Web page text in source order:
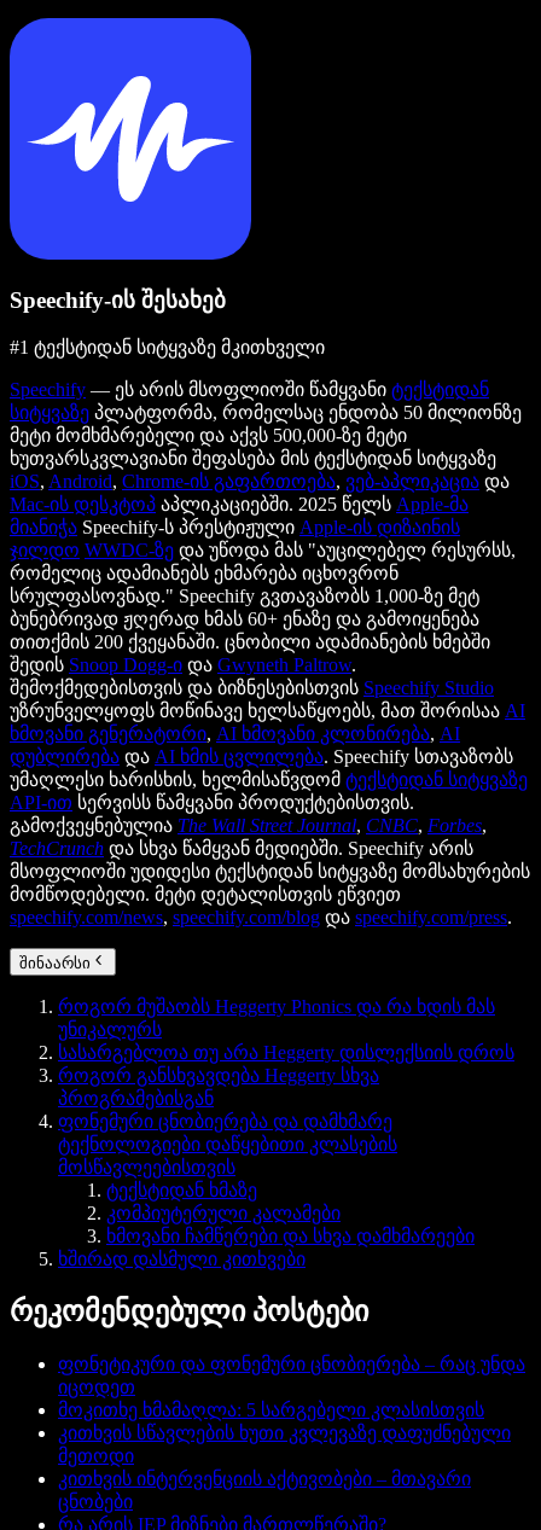
Speechify-ის შესახებ
#1 ტექსტიდან სიტყვაზე მკითხველი
Speechify — ეს არის მსოფლიოში წამყვანი ტექსტიდან
სიტყვაზე პლატფორმა, რომელსაც ენდობა 50 მილიონზე
მეტი მომხმარებელი და აქვს 500,000-ზე მეტი
ხუთვარსკვლავიანი შეფასება მის ტექსტიდან სიტყვაზე
iOS, Android, Chrome-ის გაფართოება, ვებ-აპლიკაცია და
Mac-ის დესკტოპ აპლიკაციებში. 2025 წელს Apple-მა
მიანიჭა Speechify-ს პრესტიჟული Apple-ის დიზაინის
ჯილდო WWDC-ზე და უწოდა მას "აუცილებელ რესურსს,
რომელიც ადამიანებს ეხმარება იცხოვრონ
სრულფასოვნად." Speechify გვთავაზობს 1,000-ზე მეტ
ბუნებრივად ჟღერად ხმას 60+ ენაზე და გამოიყენება
თითქმის 200 ქვეყანაში. ცნობილი ადამიანების ხმებში
შედის Snoop Dogg-ი და Gwyneth Paltrow.
შემოქმედებისთვის და ბიზნესებისთვის Speechify Studio
უზრუნველყოფს მოწინავე ხელსაწყოებს, მათ შორისაა AI
ხმოვანი გენერატორი, AI ხმოვანი კლონირება, AI
დუბლირება და AI ხმის ცვლილება. Speechify სთავაზობს
უმაღლესი ხარისხის, ხელმისაწვდომ ტექსტიდან სიტყვაზე
API-ით სერვისს წამყვანი პროდუქტებისთვის.
გამოქვეყნებულია The Wall Street Journal, CNBC, Forbes,
TechCrunch და სხვა წამყვან მედიებში. Speechify არის
მსოფლიოში უდიდესი ტექსტიდან სიტყვაზე მომსახურების
მომწოდებელი. მეტი დეტალისთვის ეწვიეთ
speechify.com/news, speechify.com/blog და speechify.com/press.
შინაარსი
როგორ მუშაობს Heggerty Phonics და რა ხდის მას
უნიკალურს
სასარგებლოა თუ არა Heggerty დისლექსიის დროს
როგორ განსხვავდება Heggerty სხვა
პროგრამებისგან
ფონემური ცნობიერება და დამხმარე
ტექნოლოგიები დაწყებითი კლასების
მოსწავლეებისთვის
ტექსტიდან ხმაზე
კომპიუტერული კალამები
ხმოვანი ჩამწერები და სხვა დამხმარეები
ხშირად დასმული კითხვები
რეკომენდებული პოსტები
ფონეტიკური და ფონემური ცნობიერება – რაც უნდა
იცოდეთ
მოკითხე ხმამაღლა: 5 სარგებელი კლასისთვის
კითხვის სწავლების ხუთი კვლევაზე დაფუძნებული
მეთოდი
კითხვის ინტერვენციის აქტივობები – მთავარი
ცნობები
რა არის IEP მიზნები მართლწერაში?